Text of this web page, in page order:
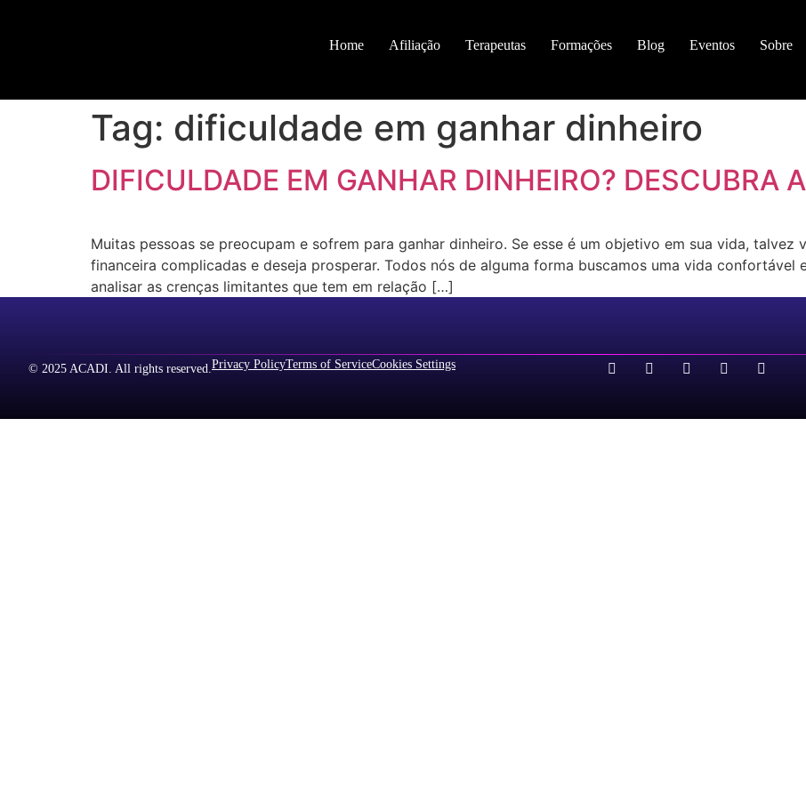
Home Afiliação Terapeutas Formações Blog Eventos Sobre
Tag: dificuldade em ganhar dinheiro
DIFICULDADE EM GANHAR DINHEIRO? DESCUBRA
Muitas pessoas se preocupam e sofrem para ganhar dinheiro. Se esse é um objetivo em sua vida, talvez
financeira complicadas e deseja prosperar. Todos nós de alguma forma buscamos uma vida confortável
analisar as crenças limitantes que tem em relação […]
© 2025 ACADI. All rights reserved.Privacy PolicyTerms of ServiceCookies Settings